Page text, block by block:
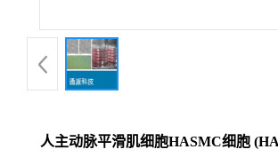
人主动脉平滑肌细胞HASMC细胞